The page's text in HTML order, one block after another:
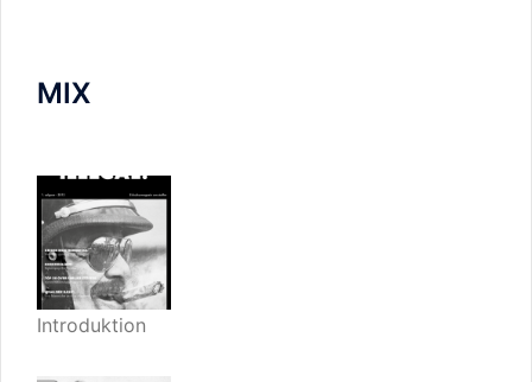
MIX
Introduktion